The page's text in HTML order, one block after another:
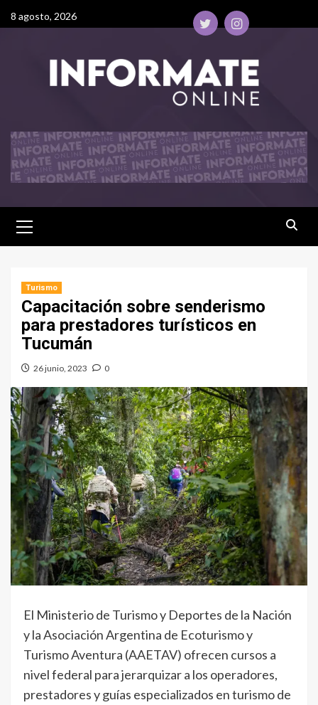
8 agosto, 2026
Turismo
Capacitación sobre senderismo
para prestadores turísticos en
Tucumán
26 junio, 2023 0
El Ministerio de Turismo y Deportes de la Nación
y la Asociación Argentina de Ecoturismo y
Turismo Aventura (AAETAV) ofrecen cursos a
nivel federal para jerarquizar a los operadores,
prestadores y guías especializados en turismo de